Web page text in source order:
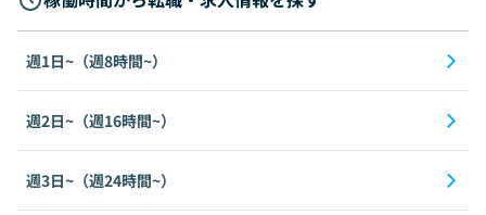
週1日~（週8時間~）
週2日~（週16時間~）
週3日~（週24時間~）